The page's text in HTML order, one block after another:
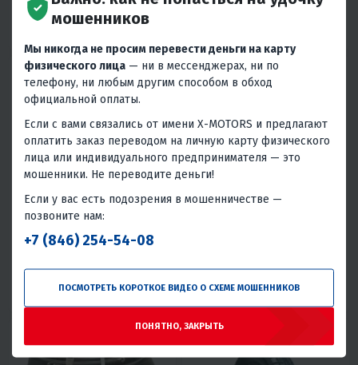
В 1 КЛИК В 1 КЛИК
ВЕЛОКАМЕРА 20 A/V ЗОЛОТНИК
АВТО (CN)
210 ₽
В 1 КЛИК
ВЕЛОКАМЕРА УРАЛ 28"
В 1 КЛИК
мошенников
Мы никогда не просим перевести деньги на карту
физического лица — ни в мессенджерах, ни по
телефону, ни любым другим способом в обход
официальной оплаты.
Если с вами связались от имени X-MOTORS и предлагают
оплатить заказ переводом на личную карту физического
лица или индивидуального предпринимателя — это
мошенники. Не переводите деньги!
Если у вас есть подозрения в мошенничестве —
позвоните нам:
+7 (846) 254-54-08
ПОСМОТРЕТЬ КОРОТКОЕ ВИДЕО О СХЕМЕ МОШЕННИКОВ
ПОНЯТНО, ЗАКРЫТЬ